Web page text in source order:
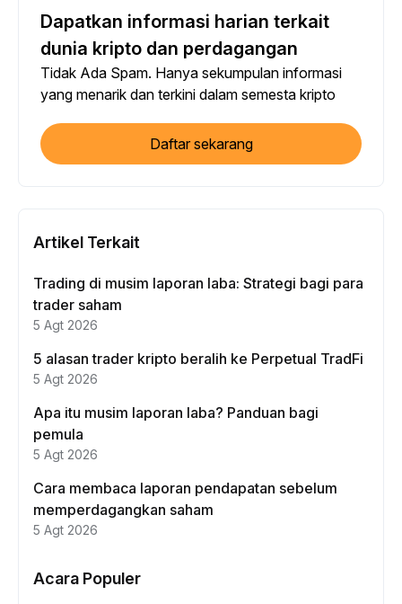
Dapatkan informasi harian terkait
dunia kripto dan perdagangan
Tidak Ada Spam. Hanya sekumpulan informasi
yang menarik dan terkini dalam semesta kripto
Daftar sekarang
Artikel Terkait
Trading di musim laporan laba: Strategi bagi para
trader saham
5 Agt 2026
5 alasan trader kripto beralih ke Perpetual TradFi
5 Agt 2026
Apa itu musim laporan laba? Panduan bagi
pemula
5 Agt 2026
Cara membaca laporan pendapatan sebelum
memperdagangkan saham
5 Agt 2026
Acara Populer